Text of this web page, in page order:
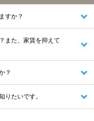
すか？
また、家賃を抑えて
？
りたいです。